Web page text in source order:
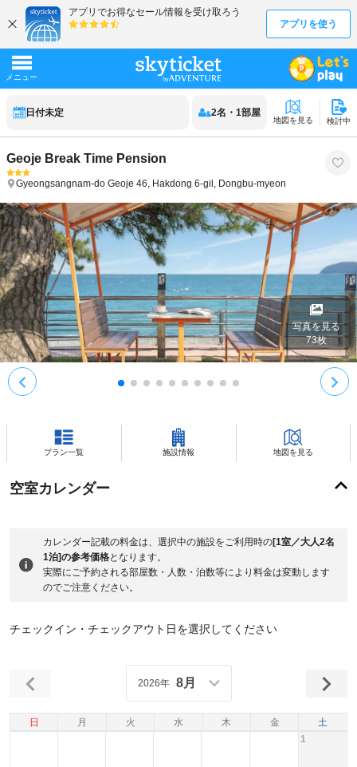
日付未定 2名 ・ 1部屋
地図を見る 検討中
Geoje Break Time Pension
Gyeongsangnam-do Geoje 46, Hakdong 6-gil, Dongbu-myeon
写真を見る
73枚
プラン一覧 施設情報 地図を見る
空室カレンダー
カレンダー記載の料金は、選択中の施設をご利用時の[1室／大人2名
1泊]の参考価格となります。
実際にご予約される部屋数・人数・泊数等により料金は変動します
のでご注意ください。
チェックイン・チェックアウト日を選択してください
日 月 火 水 木 金 土
2026年 8月
1